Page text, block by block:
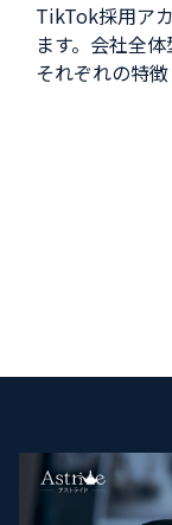
TikTok採用ア
ます。会社全
それぞれの特徴